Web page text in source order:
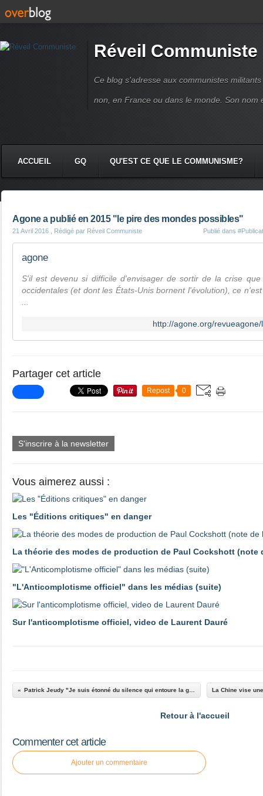
Réveil Communiste
Ce blog s'adresse aux communistes
non, en France ou dans le monde. Son nom
ACCUEIL GQ QU'EST CE QUE LE COMMUNISME?
Agone a publié en 2015 "le pire des mondes possibles"
21 Avril 2016 , Rédigé par Réveil Communiste Publié dans
agone
S'il est devenu si difficile d'envisager de sortir de la crise
occidentales (et dont les États-Unis bornent l'évolution), ce
http://agone.org/
Partager cet article
Repost 0
S'inscrire à la newsletter
Vous aimerez aussi :
Les "Éditions critiques" en danger
La théorie des modes de production de Paul Cockshott (note
"L'Anticomplotisme officiel" dans les médias (suite)
Sur l'anticomplotisme officiel, video de Laurent Dauré
Retour à l'accueil
Commenter cet article
Ajouter un commentaire